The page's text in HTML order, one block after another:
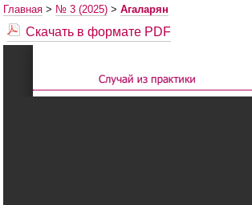
Главная> № 3 (2025)> Агаларян
Скачать в формате PDF